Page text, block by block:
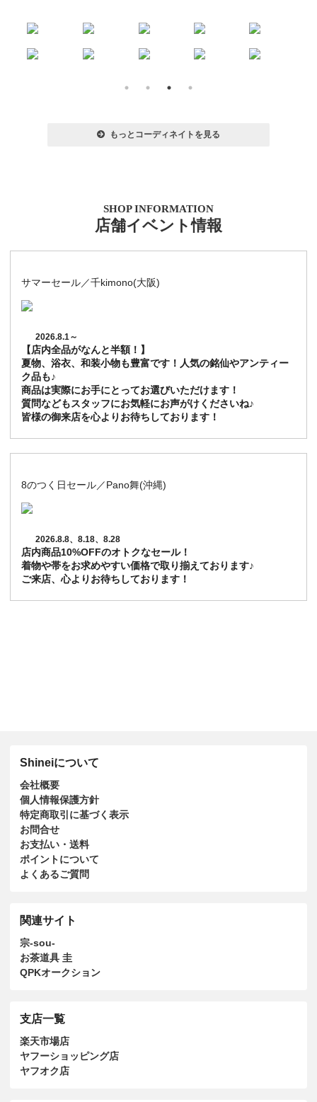
もっとコーディネイトを見る
SHOP INFORMATION
店舗イベント情報
サマーセール／千kimono(大阪)
2026.8.1～
【店内全品がなんと半額！】
夏物、浴衣、和装小物も豊富です！人気の銘仙やアンティー
ク品も♪
商品は実際にお手にとってお選びいただけます！
質問などもスタッフにお気軽にお声がけくださいね♪
皆様の御来店を心よりお待ちしております！
8のつく日セール／Pano舞(沖縄)
2026.8.8、8.18、8.28
店内商品10%OFFのオトクなセール！
着物や帯をお求めやすい価格で取り揃えております♪
ご来店、心よりお待ちしております！
Shineiについて
会社概要
個人情報保護方針
特定商取引に基づく表示
お問合せ
お支払い・送料
ポイントについて
よくあるご質問
関連サイト
宗-sou-
お茶道具 圭
QPKオークション
支店一覧
楽天市場店
ヤフーショッピング店
ヤフオク店